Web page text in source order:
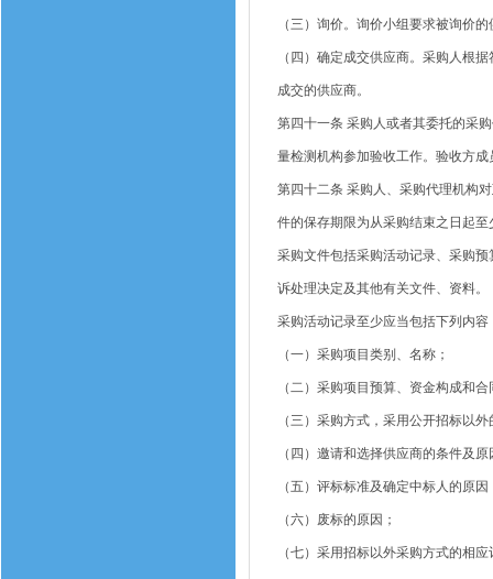
（三）询价。询价小组要求被询价
（四）确定成交供应商。采购人根
成交的供应商。
第四十一条 采购人或者其委托的采
量检测机构参加验收工作。验收方
第四十二条 采购人、采购代理机构
件的保存期限为从采购结束之日起至
采购文件包括采购活动记录、采购
诉处理决定及其他有关文件、资料。
采购活动记录至少应当包括下列内容
（一）采购项目类别、名称；
（二）采购项目预算、资金构成和合
（三）采购方式，采用公开招标以
（四）邀请和选择供应商的条件及原
（五）评标标准及确定中标人的原因
（六）废标的原因；
（七）采用招标以外采购方式的相应